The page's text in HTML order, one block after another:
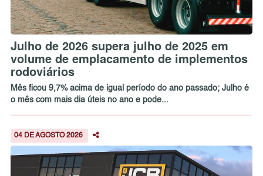
Julho de 2026 supera julho de 2025 em
volume de emplacamento de implementos
rodoviários
Mês ficou 9,7% acima de igual período do ano passado; Julho é
o mês com mais dia úteis no ano e pode...
04 DE AGOSTO 2026